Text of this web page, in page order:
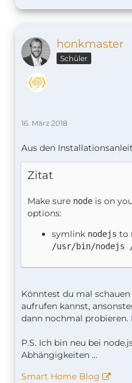
honkmaster
Schüler
16. März 2018
Aus den
Zitat
Make sure node is on
options:
symlink nodejs to
/usr/bin/nodejs
Könntest du mal
aufrufen kannst,
dann nochmal probieren.
P.S. Ich bin neu bei
Abhängigkeiten ...
Smart Home Blog